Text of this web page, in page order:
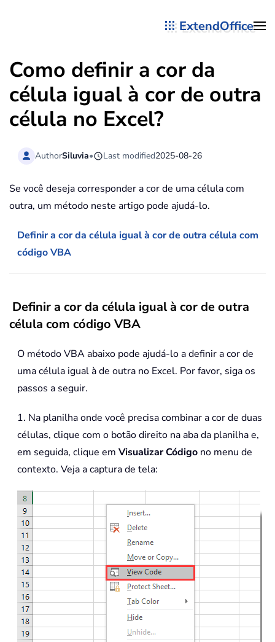
ExtendOffice
Como definir a cor da
célula igual à cor de outra
célula no Excel?
AuthorSiluvia• Last modified2025-08-26
Se você deseja corresponder a cor de uma célula com
outra, um método neste artigo pode ajudá-lo.
Definir a cor da célula igual à cor de outra célula com
código VBA
Definir a cor da célula igual à cor de outra
célula com código VBA
O método VBA abaixo pode ajudá-lo a definir a cor de
uma célula igual à de outra no Excel. Por favor, siga os
passos a seguir.
1. Na planilha onde você precisa combinar a cor de duas
células, clique com o botão direito na aba da planilha e,
em seguida, clique em Visualizar Código no menu de
contexto. Veja a captura de tela: